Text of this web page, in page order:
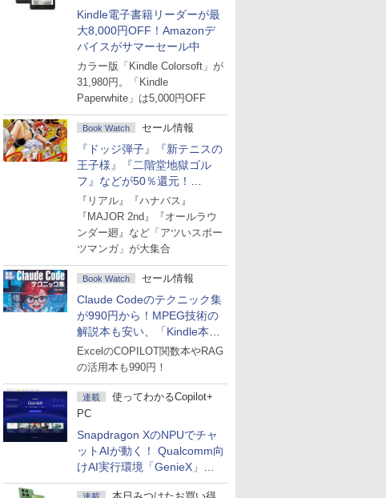
Kindle電子書籍リーダーが最
大8,000円OFF！Amazonデ
バイスがサマーセール中
カラー版「Kindle Colorsoft」が
31,980円。「Kindle
Paperwhite」は5,000円OFF
Book Watch セール情報
『ドッジ弾子』『新テニスの
王子様』『二階堂地獄ゴル
フ』などが50％還元！
Amazonマンガ週末セール
『リアル』『ハナバス』
『MAJOR 2nd』『オールラウ
ンダー廻』など「アツいスポー
ツマンガ」が大集合
Book Watch セール情報
Claude Codeのテクニック集
が990円から！MPEG技術の
解説本も安い、「Kindle本サ
マーセール」第2弾開始！
ExcelのCOPILOT関数本やRAG
の活用本も990円！
連載
使ってわかるCopilot+
PC
Snapdragon XのNPUでチャ
ットAIが動く！ Qualcomm向
けAI実行環境「GenieX」を
試してみた